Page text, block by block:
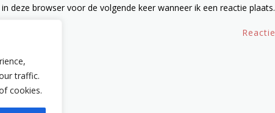
traffic.
cookies.
deze browser voor de volgende keer wanneer ik een reactie plaats.